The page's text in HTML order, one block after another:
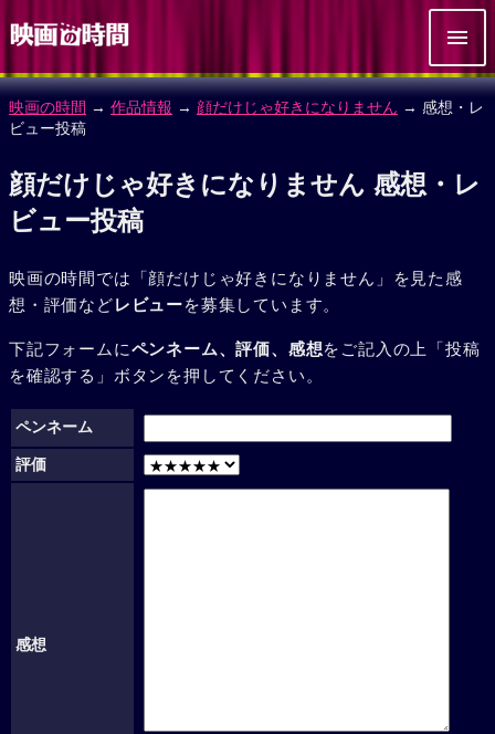
映画の時間 → 作品情報 → 顔だけじゃ好きになりません → 感想・レ
ビュー投稿
顔だけじゃ好きになりません 感想・レ
ビュー投稿
映画の時間では「顔だけじゃ好きになりません」を見た感
想・評価などレビューを募集しています。
下記フォームにペンネーム、評価、感想をご記入の上「投稿
を確認する」ボタンを押してください。
ペンネーム
評価
感想